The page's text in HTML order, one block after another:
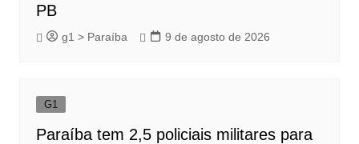
PB
g1 > Paraíba 9 de agosto de 2026
G1
Paraíba tem 2,5 policiais militares para